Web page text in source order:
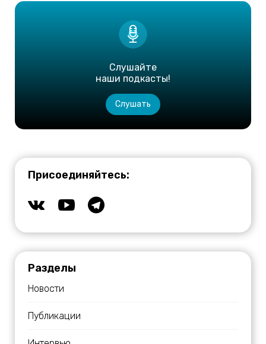
Слушайте
наши подкасты!
Слушать
Присоединяйтесь:
Разделы
Новости
Публикации